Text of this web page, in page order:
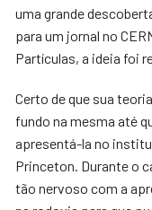
uma grande
para um jornal no
Partículas, a ideia foi
Certo de que sua
fundo na mesma até
apresentá-la no
Princeton. Durante o
tão nervoso com a